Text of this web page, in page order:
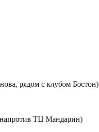
рядом с клубом Бостон)
напротив ТЦ Мандарин)